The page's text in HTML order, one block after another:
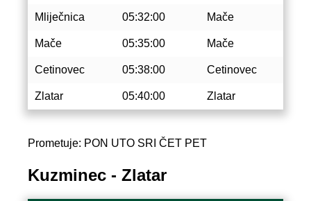
Mliječnica 05:32:00 Mače
Mače 05:35:00 Mače
Cetinovec 05:38:00 Cetinovec
Zlatar 05:40:00 Zlatar
Prometuje: PON UTO SRI ČET PET
Kuzminec - Zlatar